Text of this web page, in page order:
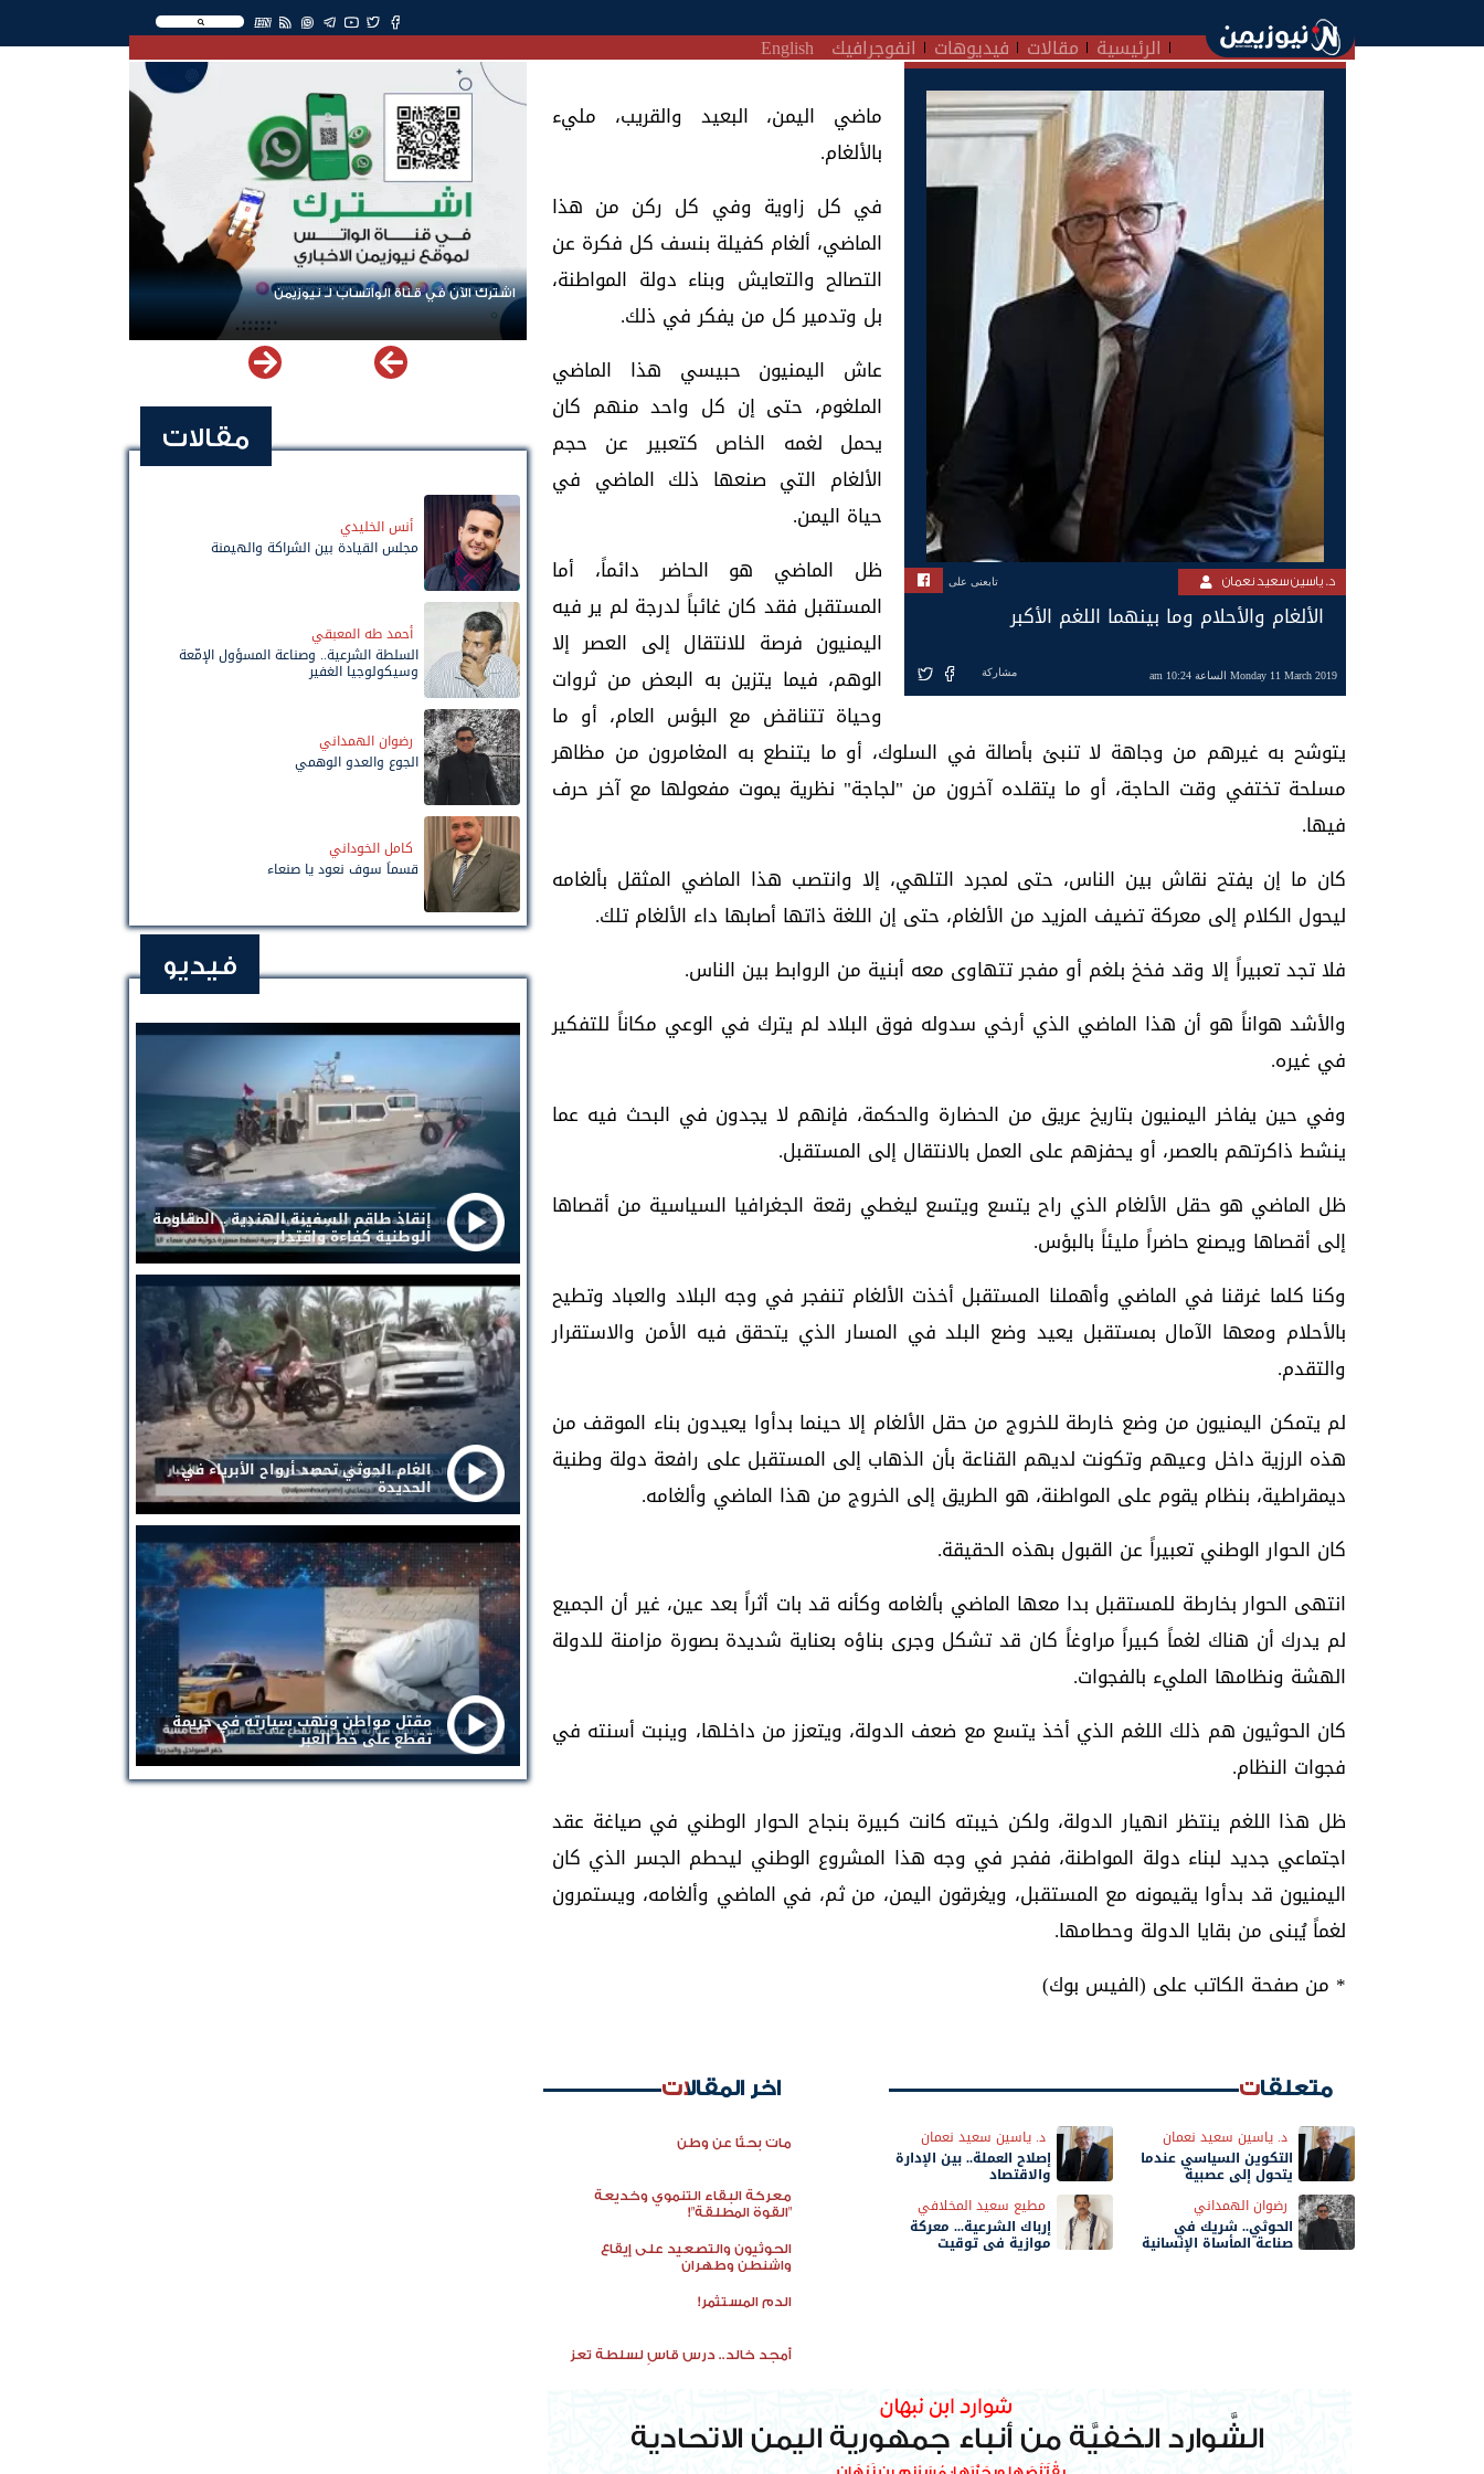
EN
الرئيسية مقالات فيديوهات انفوجرافيك English
د. ياسين سعيد نعمان تابعنى على
الألغام والأحلام وما بينهما اللغم الأكبر
Monday 11 March 2019 الساعة 10:24 am مشاركة
ماضي اليمن، البعيد والقريب، مليء
بالألغام.
في كل زاوية وفي كل ركن من هذا
الماضي، ألغام كفيلة بنسف كل فكرة عن
التصالح والتعايش وبناء دولة المواطنة،
بل وتدمير كل من يفكر في ذلك.
عاش اليمنيون حبيسي هذا الماضي
الملغوم، حتى إن كل واحد منهم كان
يحمل لغمه الخاص كتعبير عن حجم
الألغام التي صنعها ذلك الماضي في
حياة اليمن.
ظل الماضي هو الحاضر دائماً، أما
المستقبل فقد كان غائباً لدرجة لم ير فيه
اليمنيون فرصة للانتقال إلى العصر إلا
الوهم، فيما يتزين به البعض من ثروات
وحياة تتناقض مع البؤس العام، أو ما
يتوشح به غيرهم من وجاهة لا تنبئ بأصالة في السلوك، أو ما يتنطع به المغامرون من مظاهر
مسلحة تختفي وقت الحاجة، أو ما يتقلده آخرون من "لجاجة" نظرية يموت مفعولها مع آخر حرف
فيها.
كان ما إن يفتح نقاش بين الناس، حتى لمجرد التلهي، إلا وانتصب هذا الماضي المثقل بألغامه
ليحول الكلام إلى معركة تضيف المزيد من الألغام، حتى إن اللغة ذاتها أصابها داء الألغام تلك.
فلا تجد تعبيراً إلا وقد فخخ بلغم أو مفجر تتهاوى معه أبنية من الروابط بين الناس.
والأشد هواناً هو أن هذا الماضي الذي أرخي سدوله فوق البلاد لم يترك في الوعي مكاناً للتفكير
في غيره.
وفي حين يفاخر اليمنيون بتاريخ عريق من الحضارة والحكمة، فإنهم لا يجدون في البحث فيه عما
ينشط ذاكرتهم بالعصر، أو يحفزهم على العمل بالانتقال إلى المستقبل.
ظل الماضي هو حقل الألغام الذي راح يتسع ويتسع ليغطي رقعة الجغرافيا السياسية من أقصاها
إلى أقصاها ويصنع حاضراً مليئاً بالبؤس.
وكنا كلما غرقنا في الماضي وأهملنا المستقبل أخذت الألغام تنفجر في وجه البلاد والعباد وتطيح
بالأحلام ومعها الآمال بمستقبل يعيد وضع البلد في المسار الذي يتحقق فيه الأمن والاستقرار
والتقدم.
لم يتمكن اليمنيون من وضع خارطة للخروج من حقل الألغام إلا حينما بدأوا يعيدون بناء الموقف من
هذه الرزية داخل وعيهم وتكونت لديهم القناعة بأن الذهاب إلى المستقبل على رافعة دولة وطنية
ديمقراطية، بنظام يقوم على المواطنة، هو الطريق إلى الخروج من هذا الماضي وألغامه.
كان الحوار الوطني تعبيراً عن القبول بهذه الحقيقة.
انتهى الحوار بخارطة للمستقبل بدا معها الماضي بألغامه وكأنه قد بات أثراً بعد عين، غير أن الجميع
لم يدرك أن هناك لغماً كبيراً مراوغاً كان قد تشكل وجرى بناؤه بعناية شديدة بصورة مزامنة للدولة
الهشة ونظامها المليء بالفجوات.
كان الحوثيون هم ذلك اللغم الذي أخذ يتسع مع ضعف الدولة، ويتعزز من داخلها، وينبت أسنته في
فجوات النظام.
ظل هذا اللغم ينتظر انهيار الدولة، ولكن خيبته كانت كبيرة بنجاح الحوار الوطني في صياغة عقد
اجتماعي جديد لبناء دولة المواطنة، ففجر في وجه هذا المشروع الوطني ليحطم الجسر الذي كان
اليمنيون قد بدأوا يقيمونه مع المستقبل، ويغرقون اليمن، من ثم، في الماضي وألغامه، ويستمرون
لغماً يُبنى من بقايا الدولة وحطامها.
* من صفحة الكاتب علی (الفيس بوك)
متعلقات
د. ياسين سعيد نعمان
التكوين السياسي عندما
يتحول إلى عصبية
د. ياسين سعيد نعمان
إصلاح العملة.. بين الإدارة
والاقتصاد
رضوان الهمداني
الحوثي.. شريك في
صناعة المأساة الإنسانية
مطيع سعيد المخلافي
إرباك الشرعية... معركة
موازية في توقيت
اخر المقالات
مات بحثًا عن وطن
معركة البقاء التنموي وخديعة
"القوة المطلقة"!
الحوثيون والتصعيد على إيقاع
واشنطن وطهران
الدم المستثمر!
أمجد خالد.. درس قاسٍ لسلطة تعز
اشترك الآن في قناة الواتساب لـ نيوزيمن
مقالات
أنس الخليدي
مجلس القيادة بين الشراكة والهيمنة
أحمد طه المعبقي
السلطة الشرعية.. وصناعة المسؤول الإمّعة
وسيكولوجيا الغفير
رضوان الهمداني
الجوع والعدو الوهمي
كامل الخوداني
قسماً سوف نعود يا صنعاء
فيديو
إنقاذ طاقم السفينة الهندية .. المقاومة
الوطنية كفاءة واقتدار
الغام الحوثي تحصد أرواح الأبرياء في
الحديدة
مقتل مواطن ونهب سيارته في جريمة
تقطع على خط العبر